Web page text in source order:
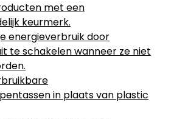
met een
keurmerk.
energieverbruik door
te schakelen wanneer ze niet
in plaats van plastic